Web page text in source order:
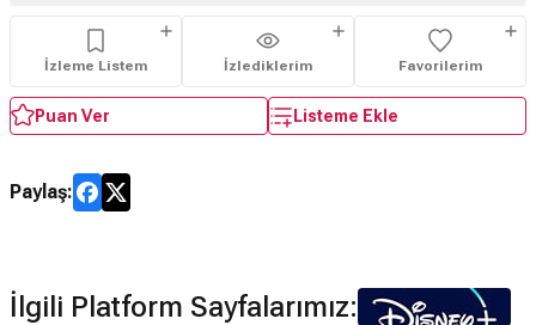
İzleme Listem İzlediklerim Favorilerim
Puan Ver Listeme Ekle
Paylaş:
İlgili Platform Sayfalarımız: